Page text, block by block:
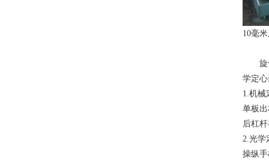
10毫
旋切
学定
1.机械
单板
后杠
2.光学
操纵